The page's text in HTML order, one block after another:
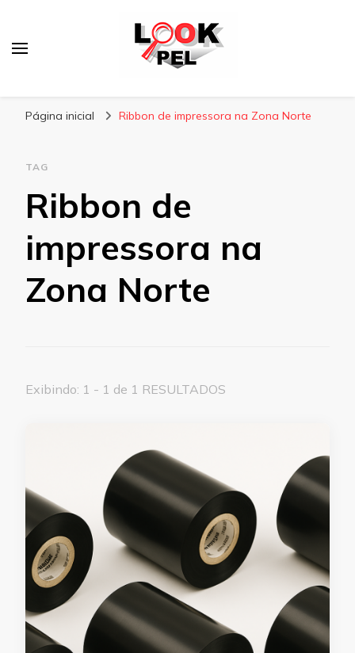
Página inicial Ribbon de impressora na Zona Norte
TAG
Ribbon de
impressora na
Zona Norte
Exibindo: 1 - 1 de 1 RESULTADOS